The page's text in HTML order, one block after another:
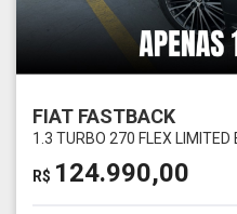
FIAT FASTBACK
1.3 TURBO 270 FLEX LIMITED
R$ 124.990,00